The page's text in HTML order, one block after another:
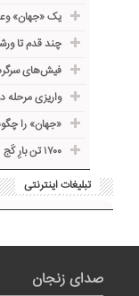
یک «جهان»
چند قدم تا
فیش‌های
واریزی
«جهان» را
۱۷۰۰ تن بارِ کَج
تبلیغات اینترنتی
صدای زنجان